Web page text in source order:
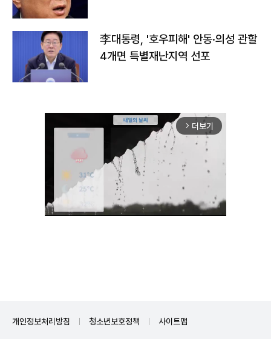
李대통령, '호우피해' 안동·의성 관할
4개면 특별재난지역 선포
arrow_forward_ios 더보기
개인정보처리방침 청소년보호정책 사이트맵